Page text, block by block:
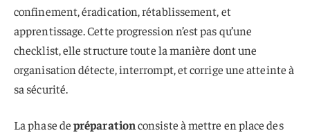
confinement, éradication, rétablissement, et
apprentissage. Cette progression n’est pas qu’une
checklist, elle structure toute la manière dont une
organisation détecte, interrompt, et corrige une atteinte à
sa sécurité.
La phase depréparationconsiste à mettre en place des